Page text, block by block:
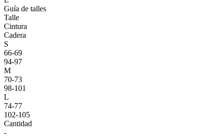
Guía de talles
Talle
Cintura
Cadera
S
66-69
94-97
M
70-73
98-101
L
74-77
102-105
Cantidad
-